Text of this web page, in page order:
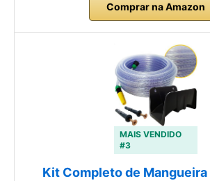
Comprar na Amazon
MAIS VENDIDO
#3
Kit Completo de